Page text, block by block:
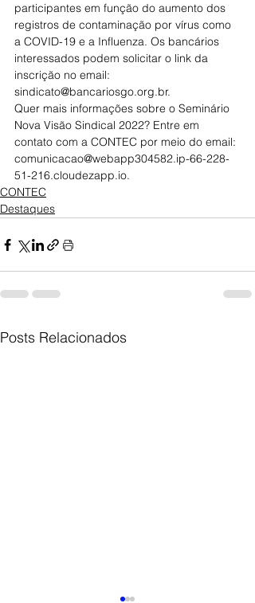
participantes em função do aumento dos
registros de contaminação por vírus como
a COVID-19 e a Influenza. Os bancários
interessados podem solicitar o link da
inscrição no email:
sindicato@bancariosgo.org.br.
Quer mais informações sobre o Seminário
Nova Visão Sindical 2022? Entre em
contato com a CONTEC por meio do email:
comunicacao@webapp304582.ip-66-228-
51-216.cloudezapp.io.
CONTEC
Destaques
Posts Relacionados